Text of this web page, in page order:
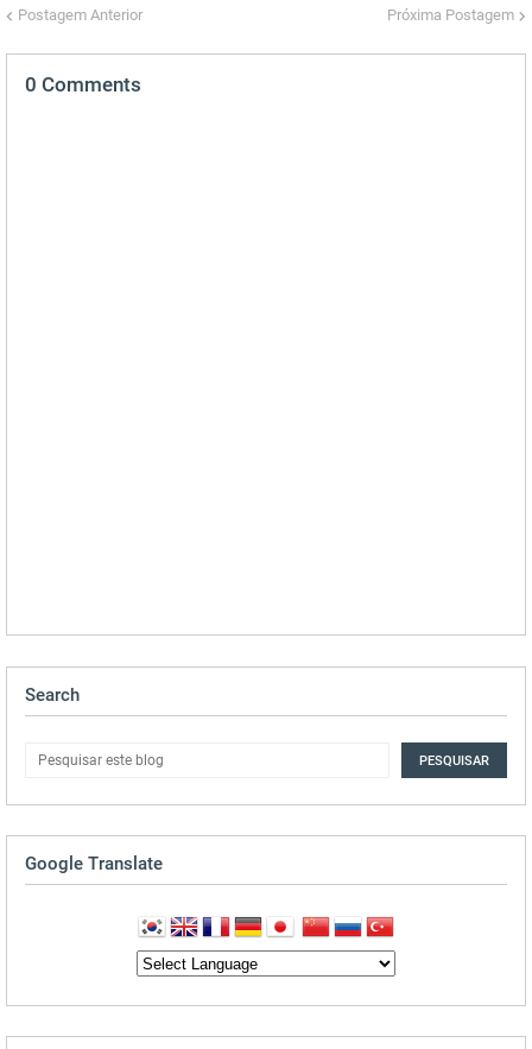
Postagem Anterior Próxima Postagem
0 Comments
Search
Google Translate